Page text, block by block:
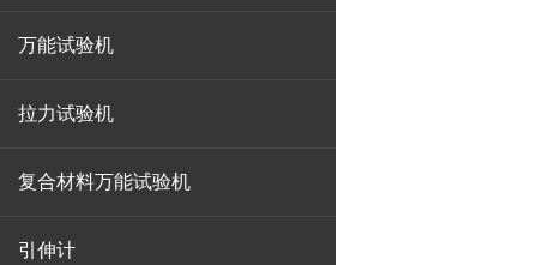
万能试验机
拉力试验机
复合材料万能试验机
引伸计